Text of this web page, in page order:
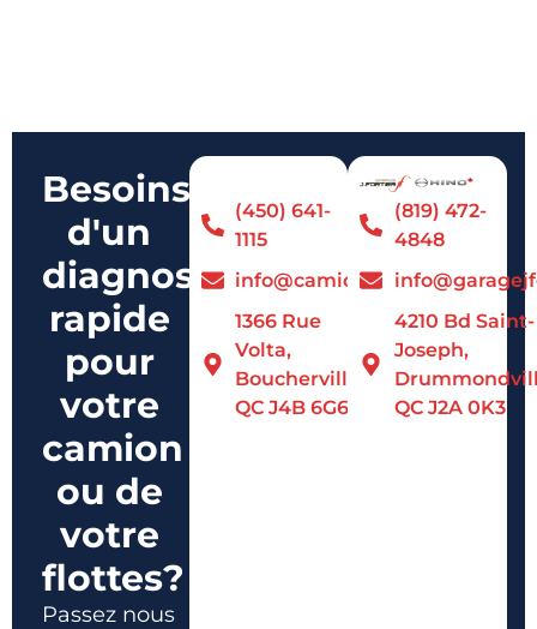
Besoins
d'un
diagnostique
rapide
pour
votre
camion
ou de
votre
flottes?
Passez nous
(450) 641-
1115
info@camionnational.com
1366 Rue
Volta,
Boucherville,
QC J4B 6G6
(819) 472-
4848
4210 Bd Saint-
Joseph,
QC J2A 0K3